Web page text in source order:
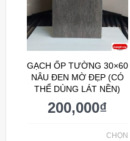
GẠCH ỐP TƯỜNG 30×60
NÂU ĐEN MỜ ĐẸP (CÓ
THỂ DÙNG LÁT NỀN)
200,000₫
CHỌN